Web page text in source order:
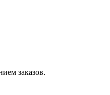
заказов.